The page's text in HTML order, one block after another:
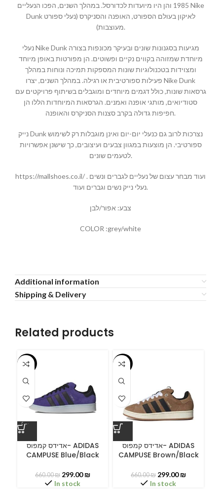
1985 והן היו מיועדות לכדורסל. במהלך השנים, הפכו הנעליים Nike
Dunk לאיקון בעולם הספורט, האופנה והסניקרס (נעלי ספורט
מעוצבות).
נעלי Nike Dunk מגיעות בסגנונות שונים ובעיקר מכונפות בצורה
מיוחדת שמזוהה בקווים נקיים ופשוטים. הן מפורטות באופן מיוחד
ומצוידות בטכנולוגיות שונות המספקות תמיכה ונוחות במהלך
פעילות ספורטיבית או רגילה. במהלך השנים, יצרו Nike Dunk
גרסאות שונות, כולל דגמים מיוחדים ומוגבלים בשיתוף פרויקטים עם
סטודיואים, מותגי אופנה ואמנים. הגרסאות המיוחדות הללו הן
חפיפות גדולה בקרב סצנות הסניקרס והאופנה.
נייק Dunk נצרכות לרוב גם כנעלי יום-יום ואינן מוגבלות רק לשימוש
ספורטיבי. הן מוצעות במגוון צבעים ועיצובים, כך שישנן אפשרויות
לטעמים שונים.
https://mallshoes.co.il/ ועוד מבחר עצום של נעליים לגברים ונשים .
נעלי נייק נשים וגברים ועוד.
צבע: אפור/לבן
COLOR :grey/white
Additional information
Shipping & Delivery
Related products
-55%
אדידס קמפוס- ADIDAS
CAMPUSE Blue/Black
660.00₪ 299.00₪
In stock
-55%
אדידס קמפוס- ADIDAS
CAMPUSE Brown/Black
660.00₪ 299.00₪
In stock